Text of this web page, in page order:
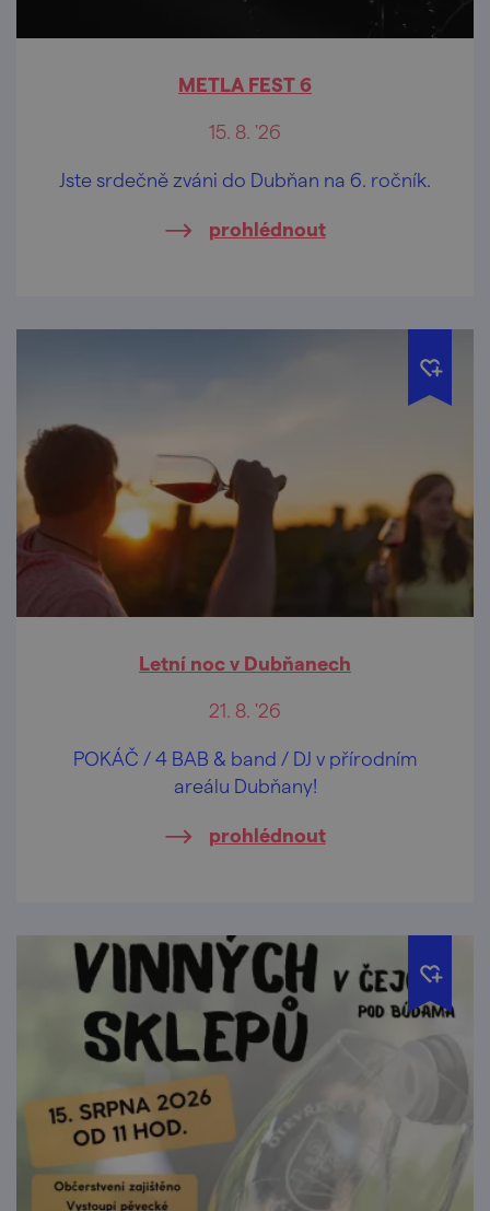
METLA FEST 6
15. 8. '26
Jste srdečně zváni do Dubňan na 6. ročník.
prohlédnout
Letní noc v Dubňanech
21. 8. '26
POKÁČ / 4 BAB & band / DJ v přírodním
areálu Dubňany!
prohlédnout